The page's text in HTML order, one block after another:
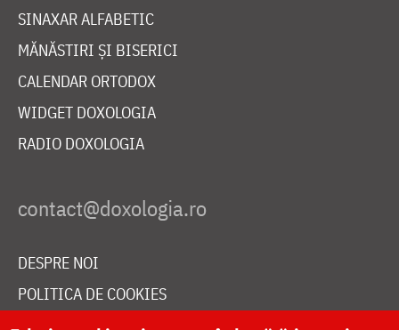
SINAXAR ALFABETIC
MĂNĂSTIRI ȘI BISERICI
CALENDAR ORTODOX
WIDGET DOXOLOGIA
RADIO DOXOLOGIA
DESPRE NOI
POLITICA DE COOKIES
DONEAZĂ ONLINE PENTRU CATEDRALA NAȚIONALĂ